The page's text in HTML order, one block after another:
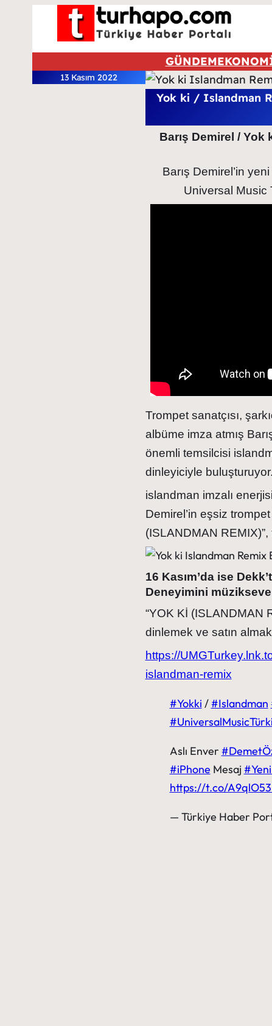
GÜNDEM
13 Kasım 2022
Yok ki / Islandman
Barış Demirel /
Barış Demirel’in
Universal Music
Trompet sanatçısı,
albüme imza atmış
önemli temsilcisi
dinleyiciyle buluşturuyor.
islandman imzalı
Demirel’in eşsiz
(ISLANDMAN
16 Kasım’da ise
Deneyimini
“YOK Kİ (ISLANDMAN
dinlemek ve satın
https://
islandman-remix
#Yokki /#Islandman
Aslı Enver
#iPhone Mesaj
https://t.co/
— Türkiye Haber